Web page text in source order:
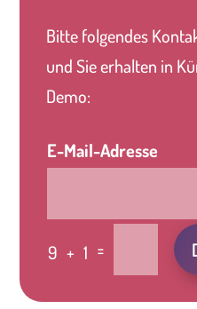
Bitte folgendes
und Sie erhalten in
Demo:
E-Mail-Adresse
9 + 1 =
Alternative: